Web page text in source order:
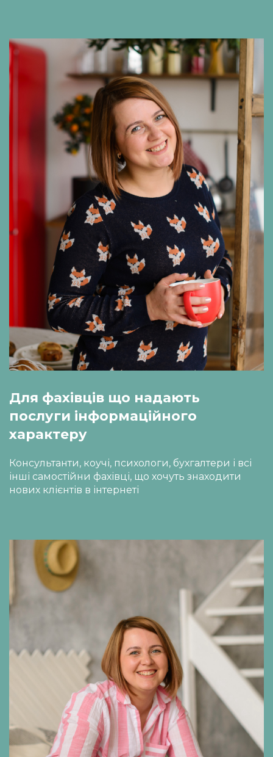
Для фахівців що надають
послуги інформаційного
характеру
Консультанти, коучі, психологи, бухгалтери і всі
інші самостійни фахівці, що хочуть знаходити
нових клієнтів в інтернеті